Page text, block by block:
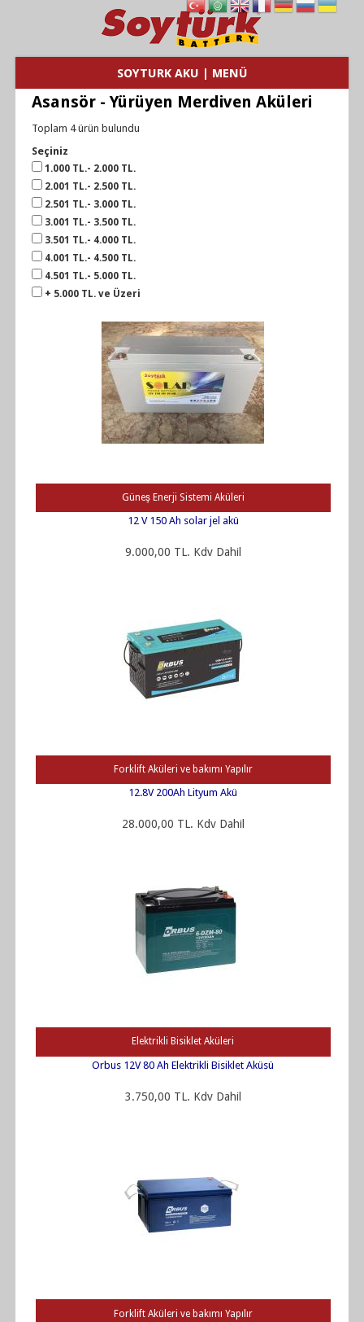
SOYTURK AKU | MENÜ
Asansör - Yürüyen Merdiven Aküleri
Toplam 4 ürün bulundu
Seçiniz
1.000 TL.- 2.000 TL.
2.001 TL.- 2.500 TL.
2.501 TL.- 3.000 TL.
3.001 TL.- 3.500 TL.
3.501 TL.- 4.000 TL.
4.001 TL.- 4.500 TL.
4.501 TL.- 5.000 TL.
+ 5.000 TL. ve Üzeri
Güneş Enerji Sistemi Aküleri
12 V 150 Ah solar jel akü
9.000,00 TL. Kdv Dahil
Forklift Aküleri ve bakımı Yapılır
12.8V 200Ah Lityum Akü
28.000,00 TL. Kdv Dahil
Elektrikli Bisiklet Aküleri
Orbus 12V 80 Ah Elektrikli Bisiklet Aküsü
3.750,00 TL. Kdv Dahil
Forklift Aküleri ve bakımı Yapılır